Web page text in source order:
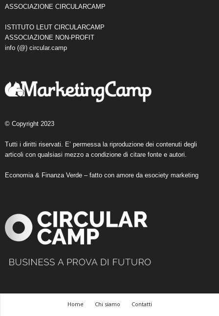
ASSOCIAZIONE CIRCULARCAMP
ISTITUTO LEUT CIRCULARCAMP
ASSOCIAZIONE NON-PROFIT
info (@) circular.camp
© Copyright 2023
Tutti i diritti riservati. E’ permessa la riproduzione dei contenuti degli
articoli con qualsiasi mezzo a condizione di citare fonte e autori.
Economia & Finanza Verde – fatto con amore da esociety marketing
Home Chi siamo
Contatti